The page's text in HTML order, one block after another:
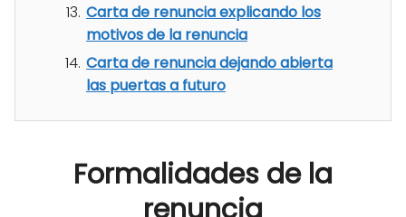
Carta de renuncia explicando los
motivos de la renuncia
Carta de renuncia dejando abierta
las puertas a futuro
Formalidades de la